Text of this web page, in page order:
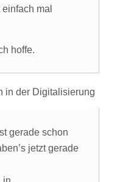
mal
hoffe.
in der Digitalisierung
gerade schon
jetzt gerade